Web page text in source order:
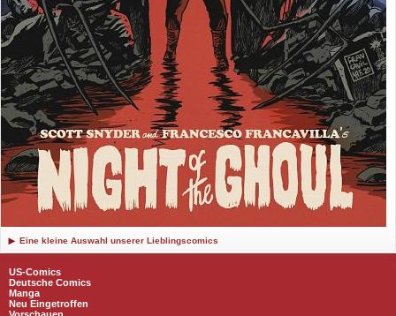
Eine kleine Auswahl unserer Lieblingscomics
US-Comics
Deutsche Comics
Manga
Neu Eingetroffen